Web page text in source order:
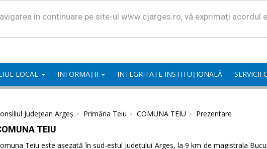
în continuare pe site-ul www.cjarges.ro, vă exprimați acordul
LOCAL INFORMAȚII INTEGRITATE INSTITUȚIONALĂ SERVICII
Județean Argeș Primăria Teiu COMUNA TEIU Prezentare
TEIU
Teiu este așezată în sud-estul județului Argeș, la 9 km de magistrala